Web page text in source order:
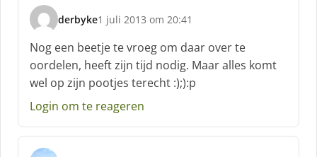
derbyke
s
c
h
r
e
e
:
1 juli 2013 om 20:41
Nog een beetje te vroeg om daar over te
oordelen, heeft zijn tijd nodig. Maar alles komt
wel op zijn pootjes terecht :);):p
Login om te reageren